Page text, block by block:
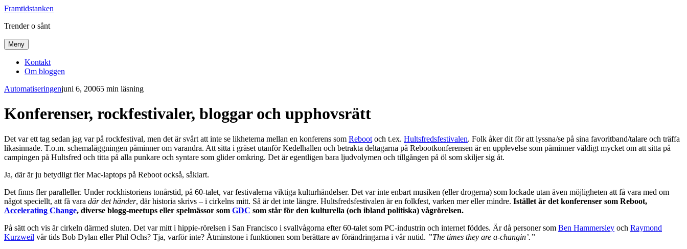
Framtidstanken
Trender o sånt
Meny
Kontakt
Om bloggen
Automatiseringenjuni 6, 20065 min läsning
Konferenser, rockfestivaler, bloggar och upphovsrätt
Det var ett tag sedan jag var på rockfestival, men det är svårt att inte se likheterna mellan en konferens som Reboot och t.ex. Hultsfredsfestivalen. Folk åker dit för att lyssna/se på sina favoritband/talare och träffa
likasinnade. T.o.m. schemaläggningen påminner om varandra. Att sitta i gräset utanför Kedelhallen och betrakta deltagarna på Rebootkonferensen är en upplevelse som påminner väldigt mycket om att sitta på
campingen på Hultsfred och titta på alla punkare och syntare som glider omkring. Det är egentligen bara ljudvolymen och tillgången på öl som skiljer sig åt.
Ja, där är ju betydligt fler Mac-laptops på Reboot också, såklart.
Det finns fler paralleller. Under rockhistoriens tonårstid, på 60-talet, var festivalerna viktiga kulturhändelser. Det var inte enbart musiken (eller drogerna) som lockade utan även möjligheten att få vara med om
något speciellt, att få vara där det händer, där historia skrivs – i cirkelns mitt. Så är det inte längre. Hultsfredsfestivalen är en folkfest, varken mer eller mindre. Istället är det konferenser som Reboot,
Accelerating Change, diverse blogg-meetups eller spelmässor som GDC som står för den kulturella (och ibland politiska) vågrörelsen.
På sätt och vis är cirkeln därmed sluten. Det var mitt i hippie-rörelsen i San Francisco i svallvågorna efter 60-talet som PC-industrin och internet föddes. Är då personer som Ben Hammersley och Raymond
Kurzweil vår tids Bob Dylan eller Phil Ochs? Tja, varför inte? Åtminstone i funktionen som berättare av förändringarna i vår nutid. ”The times they are a-changin’.”